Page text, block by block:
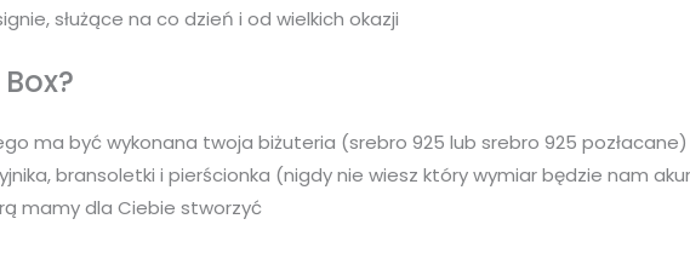
służące na co dzień i od wielkich okazji
ma być wykonana twoja biżuteria (srebro 925 lub srebro 925 pozłacane)
bransoletki i pierścionka (nigdy nie wiesz który wymiar będzie nam
mamy dla Ciebie stworzyć